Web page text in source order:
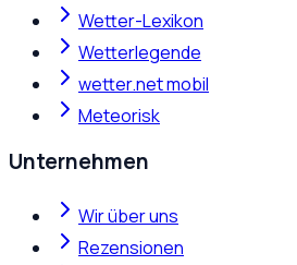
Wetter-Lexikon
Wetterlegende
wetter.net mobil
Meteorisk
Unternehmen
Wir über uns
Rezensionen